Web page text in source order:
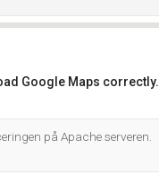
Google Maps correctly.
på Apache serveren.